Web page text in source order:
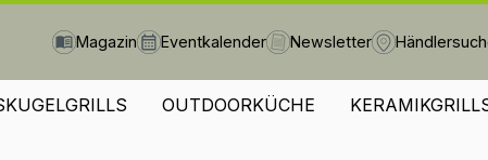
Magazin Eventkalender Newsletter
OUTDOORKÜCHE